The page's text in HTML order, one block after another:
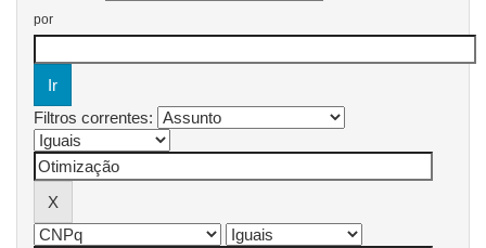
por
Filtros correntes: